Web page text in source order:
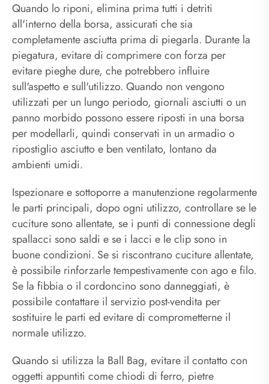
Quando lo riponi, elimina prima tutti i detriti
all'interno della borsa, assicurati che sia
completamente asciutta prima di piegarla. Durante la
piegatura, evitare di comprimere con forza per
evitare pieghe dure, che potrebbero influire
sull'aspetto e sull'utilizzo. Quando non vengono
utilizzati per un lungo periodo, giornali asciutti o un
panno morbido possono essere riposti in una borsa
per modellarli, quindi conservati in un armadio o
ripostiglio asciutto e ben ventilato, lontano da
ambienti umidi.
Ispezionare e sottoporre a manutenzione regolarmente
le parti principali, dopo ogni utilizzo, controllare se le
cuciture sono allentate, se i punti di connessione degli
spallacci sono saldi e se i lacci e le clip sono in
buone condizioni. Se si riscontrano cuciture allentate,
è possibile rinforzarle tempestivamente con ago e filo.
Se la fibbia o il cordoncino sono danneggiati, è
possibile contattare il servizio post-vendita per
sostituire le parti ed evitare di comprometterne il
normale utilizzo.
Quando si utilizza la Ball Bag, evitare il contatto con
oggetti appuntiti come chiodi di ferro, pietre